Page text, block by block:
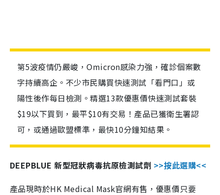
第5波疫情仍嚴峻，Omicron感染力強，確診個案數
字持續高企。不少市民購買快速測試「看門口」或
陽性後作每日檢測。精選13款優惠價快速測試套裝
$19以下買到，最平$10有交易！產品已獲衛生署認
可，或通過歐盟標準，最快10分鐘知結果。
DEEPBLUE 新型冠狀病毒抗原檢測試劑 >>按此選購<<
產品現時於HK Medical Mask官網有售，優惠價只要